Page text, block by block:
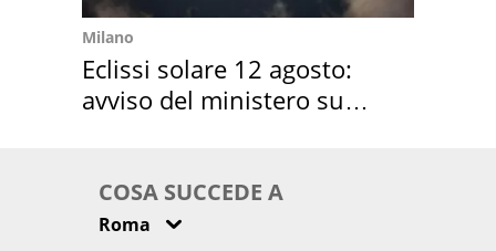
Milano
Eclissi solare 12 agosto:
avviso del ministero su